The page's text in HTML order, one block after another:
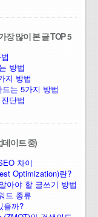
장 많이 본 글 TOP 5
방법
지 방법
는 5가지 방법
단법
데이트 중)
차이
Optimization)란?
아야 할 글쓰기 방법
드 종류
을까?